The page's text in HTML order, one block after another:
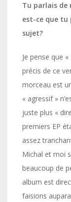
Tu parlais de
est-ce que tu
sujet?
Je pense que
précis de ce
morceau est
« agressif »
juste plus «
premiers EP
assez
Michal et moi
beaucoup de
album est
faisions